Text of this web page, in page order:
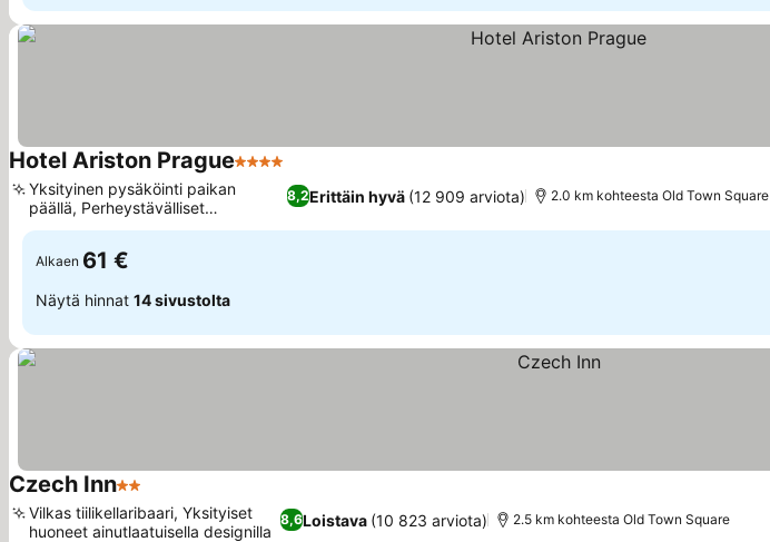
Hotel Ariston Prague4 Tähtiluokitus
8,2Erittäin hyvä (12 909 arviota)
Yksityinen pysäköinti paikan
päällä, Perheystävälliset
sviittivaihtoehdot
2.0 km kohteesta Old Town Square
Alkaen 61 €
Näytä hinnat 14 sivustolta
Czech Inn2 Tähtiluokitus
8,6Loistava (10 823 arviota)
Vilkas tiilikellaribaari, Yksityiset
huoneet ainutlaatuisella designilla
2.5 km kohteesta Old Town Square